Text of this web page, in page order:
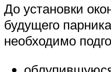
До установки
будущего
необходимо